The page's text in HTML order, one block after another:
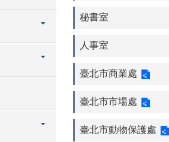
秘書室
人事室
臺北市商業處
臺北市市場處
臺北市動物保護處